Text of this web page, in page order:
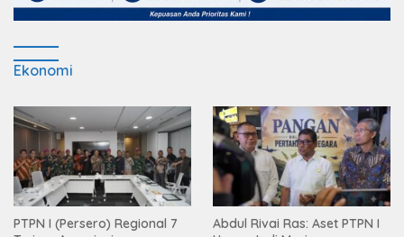
Ekonomi
PTPN I (Persero) Regional 7
Abdul Rivai Ras: Aset PTPN I